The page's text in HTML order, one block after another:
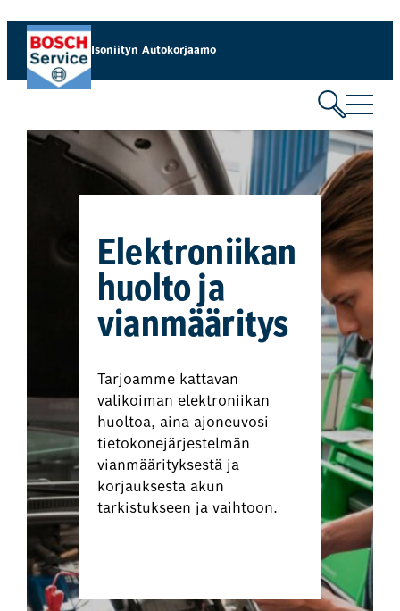
Isoniityn Autokorjaamo
Elektroniikan
huolto ja
vianmääritys
Tarjoamme kattavan
valikoiman elektroniikan
huoltoa, aina ajoneuvosi
tietokonejärjestelmän
vianmäärityksestä ja
korjauksesta akun
tarkistukseen ja vaihtoon.